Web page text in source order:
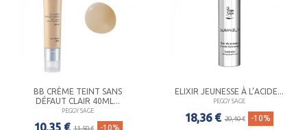
BB CRÈME TEINT SANS
DÉFAUT CLAIR 40ML...
PEGGY SAGE
10,35 € 11,50 € -10%
ELIXIR JEUNESSE À L’ACIDE...
PEGGY SAGE
18,36 € 20,40 € -10%